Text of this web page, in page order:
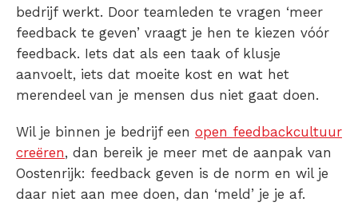
bedrijf werkt. Door teamleden te vragen ‘meer
feedback te geven’ vraagt je hen te kiezen vóór
feedback. Iets dat als een taak of klusje
aanvoelt, iets dat moeite kost en wat het
merendeel van je mensen dus niet gaat doen.
Wil je binnen je bedrijf een open feedbackcultuur
creëren, dan bereik je meer met de aanpak van
Oostenrijk: feedback geven is de norm en wil je
daar niet aan mee doen, dan ‘meld’ je je af.